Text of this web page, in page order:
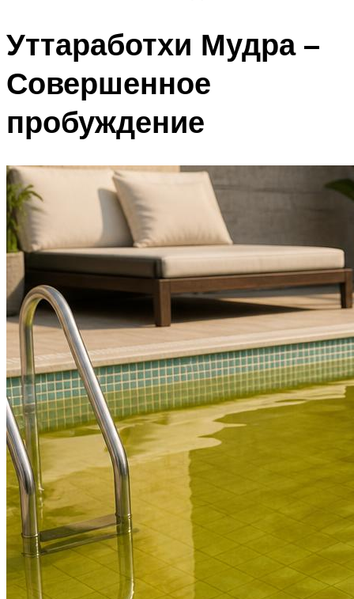
Уттаработхи Мудра –
Совершенное
пробуждение